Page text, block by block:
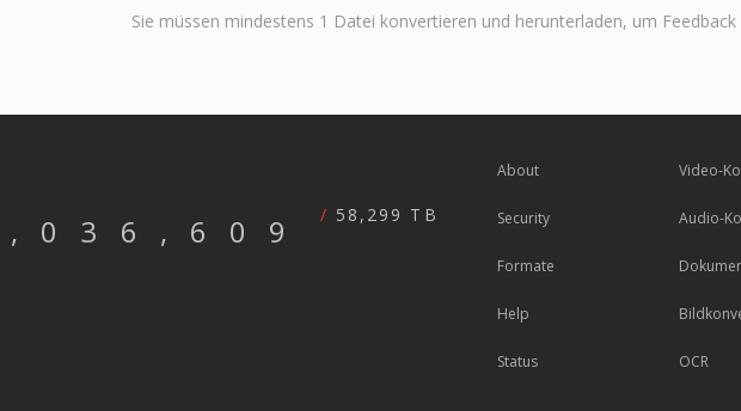
Sie müssen mindestens 1 Datei konvertieren und herunterladen, um Feedback
58,299 TB
About
Security
Formate
Help
Status
Video-
Audio-
OCR